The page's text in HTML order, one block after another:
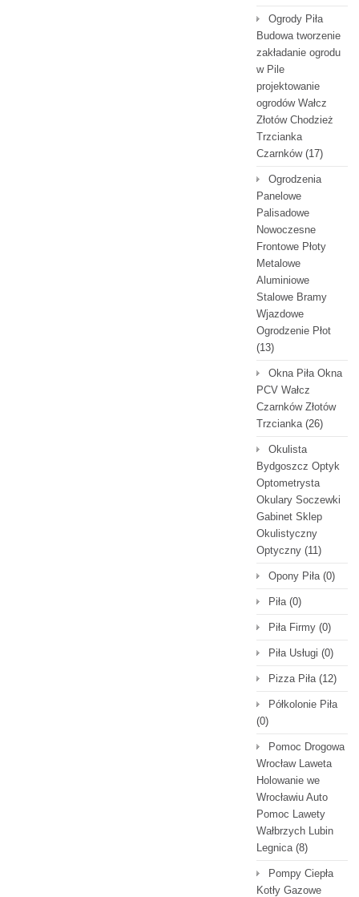
Ogrody Piła
Budowa tworzenie
zakładanie ogrodu
w Pile
projektowanie
ogrodów Wałcz
Złotów Chodzież
Trzcianka
Czarnków(17)
Ogrodzenia
Panelowe
Palisadowe
Nowoczesne
Frontowe Płoty
Metalowe
Aluminiowe
Stalowe Bramy
Wjazdowe
Ogrodzenie Płot
(13)
Okna Piła Okna
PCV Wałcz
Czarnków Złotów
Trzcianka(26)
Okulista
Bydgoszcz Optyk
Optometrysta
Okulary Soczewki
Gabinet Sklep
Okulistyczny
Optyczny (11)
Opony Piła(0)
Piła(0)
Piła Firmy (0)
Piła Usługi (0)
Pizza Piła(12)
Półkolonie Piła
(0)
Pomoc Drogowa
Wrocław Laweta
Holowanie we
Wrocławiu Auto
Pomoc Lawety
Wałbrzych Lubin
Legnica(8)
Pompy Ciepła
Kotły Gazowe